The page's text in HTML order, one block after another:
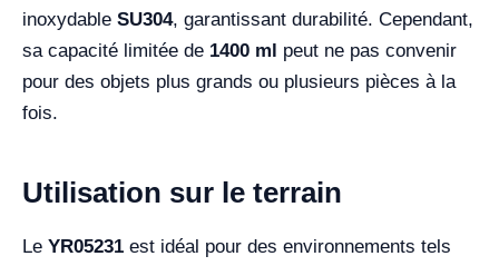
inoxydable SU304, garantissant durabilité. Cependant,
sa capacité limitée de 1400 ml peut ne pas convenir
pour des objets plus grands ou plusieurs pièces à la
fois.
Utilisation sur le terrain
Le YR05231 est idéal pour des environnements tels